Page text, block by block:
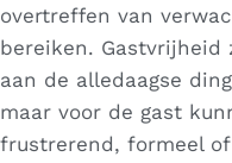
overtreffen van
bereiken.
aan de alledaagse
maar voor de gast
frustrerend, formeel